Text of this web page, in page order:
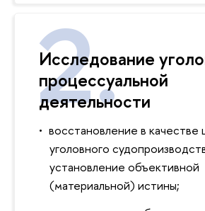
Исследование
процессуальной
деятельности
восстановление в качестве
уголовного
установление объективной
(материальной) истины;